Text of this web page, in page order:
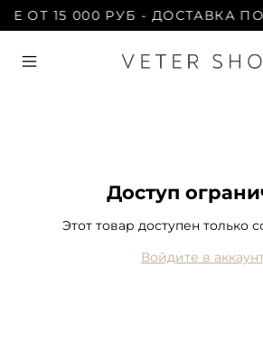
ОТ 15 000 РУБ - ДОСТАВКА
Доступ
Этот товар доступен только
Войдите в